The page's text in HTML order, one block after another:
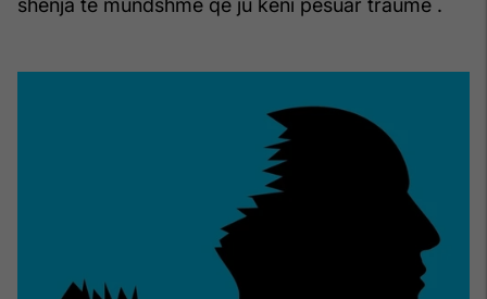
shenja të mundshme që ju keni pësuar traumë .